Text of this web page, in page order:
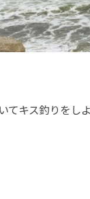
てキス釣りを